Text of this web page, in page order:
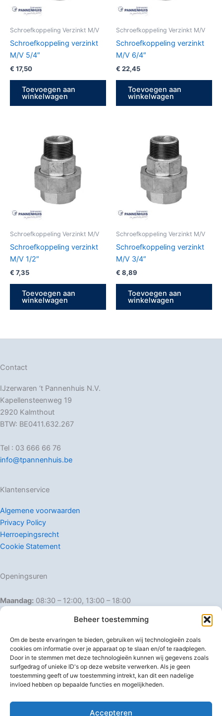
Beheer toestemming
Om de beste ervaringen te bieden, gebruiken wij technologieën zoals
cookies om informatie over je apparaat op te slaan en/of te raadplegen.
Door in te stemmen met deze technologieën kunnen wij gegevens zoals
surfgedrag of unieke ID's op deze website verwerken. Als je geen
toestemming geeft of uw toestemming intrekt, kan dit een nadelige
invloed hebben op bepaalde functies en mogelijkheden.
Accepteren
Schroefkoppeling Verzinkt M/V
Schroefkoppeling verzinkt
M/V 5/4″
€ 17,50
Toevoegen aan
winkelwagen
Schroefkoppeling Verzinkt M/V
Schroefkoppeling verzinkt
M/V 6/4″
€ 22,45
Toevoegen aan
winkelwagen
Schroefkoppeling Verzinkt M/V
Schroefkoppeling verzinkt
M/V 1/2″
€ 7,35
Toevoegen aan
winkelwagen
Schroefkoppeling Verzinkt M/V
Schroefkoppeling verzinkt
M/V 3/4″
€ 8,89
Toevoegen aan
winkelwagen
Contact
IJzerwaren ‘t Pannenhuis N.V.
Kapellensteenweg 19
2920 Kalmthout
BTW: BE0411.632.267
Tel : 03 666 66 76
info@tpannenhuis.be
Klantenservice
Algemene voorwaarden
Privacy Policy
Herroepingsrecht
Cookie Statement
Openingsuren
Maandag: 08:30 – 12:00, 13:00 – 18:00
Dinsdag:
08:30 – 12:00, 13:00 – 18:00
Donderdag: 08:30 – 12:00, 13:00 – 18:00
Vrijdag: 08:30 – 12:00, 13:00 – 18:00
Zaterdag: 08:30 – 16:00
Zondag: Gesloten